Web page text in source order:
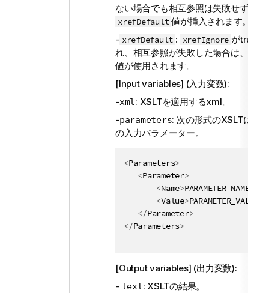
ない場合でも相互参照は失敗せず、
xrefDefault 値が挿入されます。
- xrefDefault : xrefIgnore がtrueに
れ、相互参照が失敗した場合は、代わ
値が使用されます。
[Input variables] (入力変数):
-xml: XSLTを適用するxml。
-parameters: 次の形式のXSLTに対
の入力パラメーター。
<Parameters>
<Parameter>
<Name>PARAMETER_NAME
<Value>PARAMETER_VALUE
</Parameter>
</Parameters>
[Output variables] (出力変数):
- text: XSLTの結果。